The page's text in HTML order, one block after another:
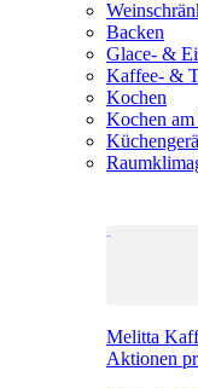
Backen
Glace- &
Kaffee- &
Kochen
Kochen am
Melitta
Aktionen